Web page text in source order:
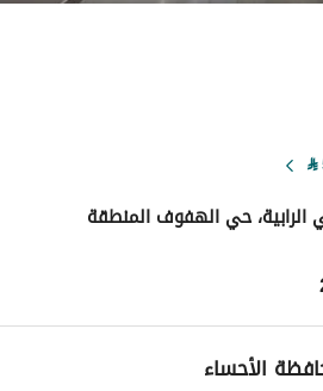
⃁
حي الهفوف المنطقة
ترخيص الإعلان
الأحساء